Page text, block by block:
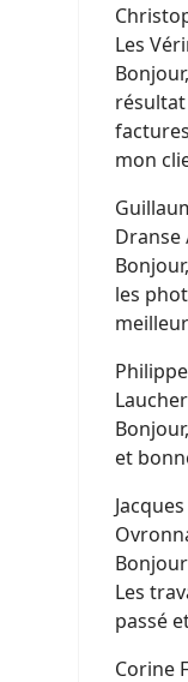
Les
mon
Dranse
les
et
Les
passé
Corine